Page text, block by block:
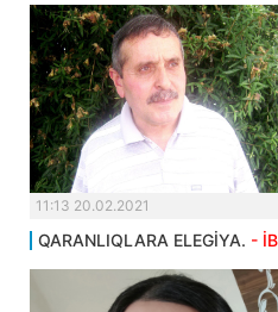
11:13 20.02.2021
QARANLIQLARA ELEGİYA. -